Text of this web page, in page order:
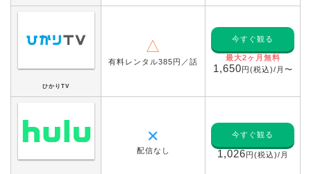
ひかりTV
△
有料レンタル385円／話
今すぐ観る
最大2ヶ月無料
1,650円(税込)/月〜
✕
配信なし
今すぐ観る
1,026円(税込)/月